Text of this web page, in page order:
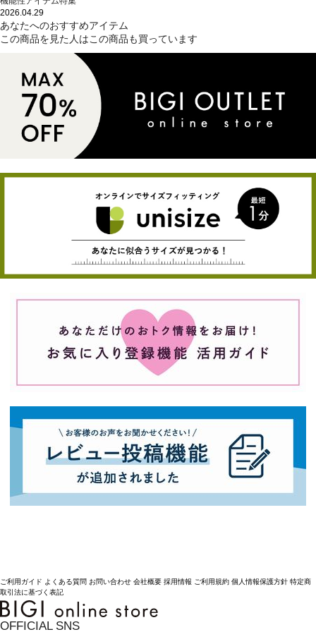
2026.04.29
あなたへのおすすめアイテム
この商品を見た人はこの商品も買っています
ご利用ガイド よくある質問 お問い合わせ 会社概要 採用情報 ご利用規約 個人情報保護方針 特定商
取引法に基づく表記
OFFICIAL SNS